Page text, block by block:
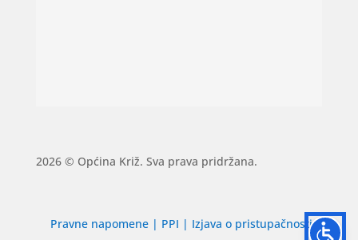
2026 © Općina Križ. Sva prava pridržana.
Pravne napomene | PPI | Izjava o pristupačnosti|